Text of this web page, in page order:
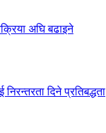
अघि बढाइने
दिने प्रतिबद्धता